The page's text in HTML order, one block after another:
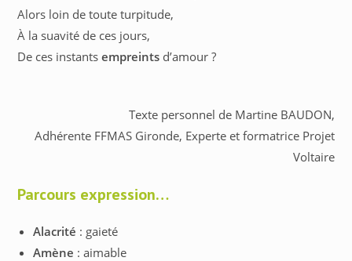
Alors loin de toute turpitude,
À la suavité de ces jours,
De ces instantsempreints d’amour ?
Texte personnel de Martine BAUDON,
Adhérente FFMAS Gironde, Experte et formatrice Projet
Voltaire
Parcours expression…
Alacrité : gaieté
Amène : aimable